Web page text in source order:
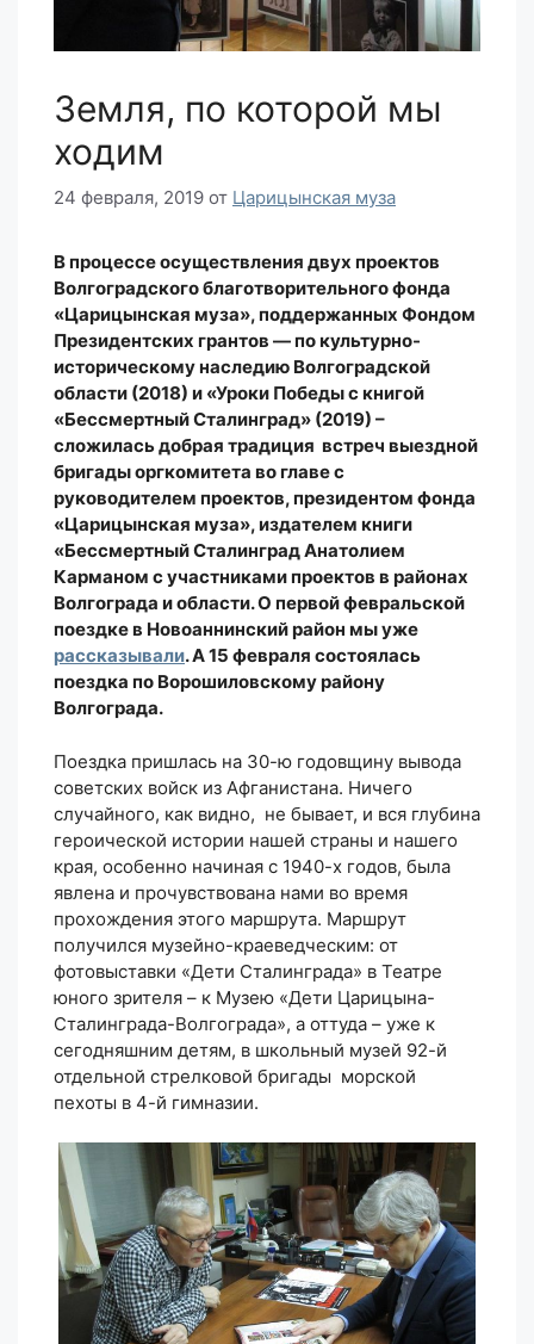
Земля, по которой мы
ходим
24 февраля, 2019 от Царицынская муза
В процессе осуществления двух проектов
Волгоградского благотворительного фонда
«Царицынская муза», поддержанных Фондом
Президентских грантов — по культурно-
историческому наследию Волгоградской
области (2018) и «Уроки Победы с книгой
«Бессмертный Сталинград» (2019) –
сложилась добрая традиция встреч выездной
бригады оргкомитета во главе с
руководителем проектов, президентом фонда
«Царицынская муза», издателем книги
«Бессмертный Сталинград Анатолием
Карманом с участниками проектов в районах
Волгограда и области. О первой февральской
поездке в Новоаннинский район мы уже
рассказывали. А 15 февраля состоялась
поездка по Ворошиловскому району
Волгограда.
Поездка пришлась на 30-ю годовщину вывода
советских войск из Афганистана. Ничего
случайного, как видно, не бывает, и вся глубина
героической истории нашей страны и нашего
края, особенно начиная с 1940-х годов, была
явлена и прочувствована нами во время
прохождения этого маршрута. Маршрут
получился музейно-краеведческим: от
фотовыставки «Дети Сталинграда» в Театре
юного зрителя – к Музею «Дети Царицына-
Сталинграда-Волгограда», а оттуда – уже к
сегодняшним детям, в школьный музей 92-й
отдельной стрелковой бригады морской
пехоты в 4-й гимназии.